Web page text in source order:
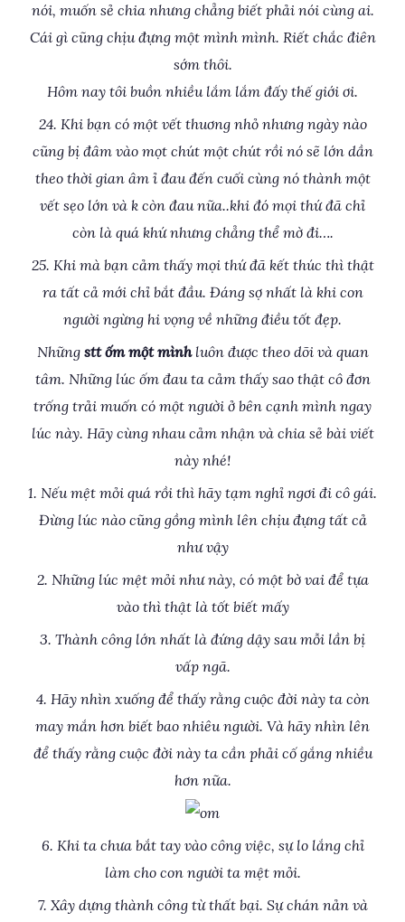
nói, muốn sẻ chia nhưng chẳng biết phải nói cùng ai.
Cái gì cũng chịu đựng một mình mình. Riết chắc điên
sớm thôi.
Hôm nay tôi buồn nhiều lắm lắm đấy thế giới ơi.
24. Khi bạn có một vết thuơng nhỏ nhưng ngày nào
cũng bị đâm vào mọt chút một chút rồi nó sẽ lớn dần
theo thời gian âm ỉ đau đến cuối cùng nó thành một
vết sẹo lớn và k còn đau nữa..khi đó mọi thứ đã chỉ
còn là quá khứ nhưng chẳng thể mờ đi….
25. Khi mà bạn cảm thấy mọi thứ đã kết thúc thì thật
ra tất cả mới chỉ bắt đầu. Đáng sợ nhất là khi con
người ngừng hi vọng về những điều tốt đẹp.
Những stt ốm một mìnhluôn được theo dõi và quan
tâm. Những lúc ốm đau ta cảm thấy sao thật cô đơn
trống trải muốn có một người ở bên cạnh mình ngay
lúc này. Hãy cùng nhau cảm nhận và chia sẻ bài viết
này nhé!
1. Nếu mệt mỏi quá rồi thì hãy tạm nghỉ ngơi đi cô gái.
Đừng lúc nào cũng gồng mình lên chịu đựng tất cả
như vậy
2. Những lúc mệt mỏi như này, có một bờ vai để tựa
vào thì thật là tốt biết mấy
3. Thành công lớn nhất là đứng dậy sau mỗi lần bị
vấp ngã.
4. Hãy nhìn xuống để thấy rằng cuộc đời này ta còn
may mắn hơn biết bao nhiêu người. Và hãy nhìn lên
để thấy rằng cuộc đời này ta cần phải cố gắng nhiều
hơn nữa.
6. Khi ta chưa bắt tay vào công việc, sự lo lắng chỉ
làm cho con người ta mệt mỏi.
7. Xây dựng thành công từ thất bại. Sự chán nản và